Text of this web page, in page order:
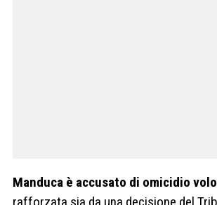
Manduca è accusato di omicidio
rafforzata sia da una decisione del